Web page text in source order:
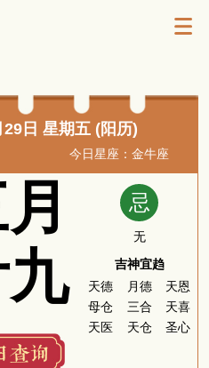
日 星期五 (阳历)
今日星座：金牛座
忌
无
吉神宜趋
天德
月德
天恩
母仓
三合
天喜
天医
天仓 圣心